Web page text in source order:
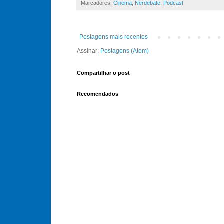
Marcadores: Cinema Nerdebate Podcast
Postagens mais recentes
Assinar: Postagens (Atom)
Compartilhar o post
Recomendados